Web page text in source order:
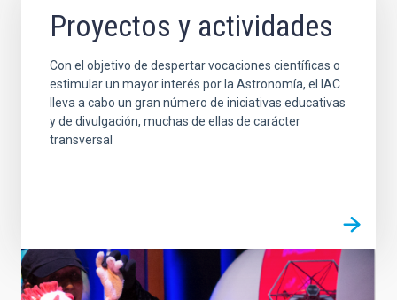
Proyectos y actividades
Con el objetivo de despertar vocaciones científicas o
estimular un mayor interés por la Astronomía, el IAC
lleva a cabo un gran número de iniciativas educativas
y de divulgación, muchas de ellas de carácter
transversal